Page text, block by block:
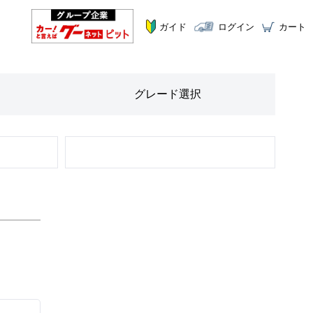
ガイド ログイン カート
グレード選択